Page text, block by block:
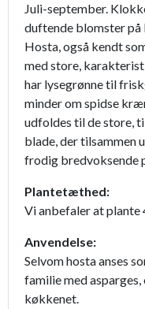
Juli-september.
duftende blomster
Hosta, også kendt
med store,
har lysegrønne til
minder om spidse
udfoldes til de store,
blade, der tilsammen
frodig bredvoksende
Plantetæthed:
Vi anbefaler at plante
Anvendelse:
Selvom hosta anses
familie med
køkkenet.